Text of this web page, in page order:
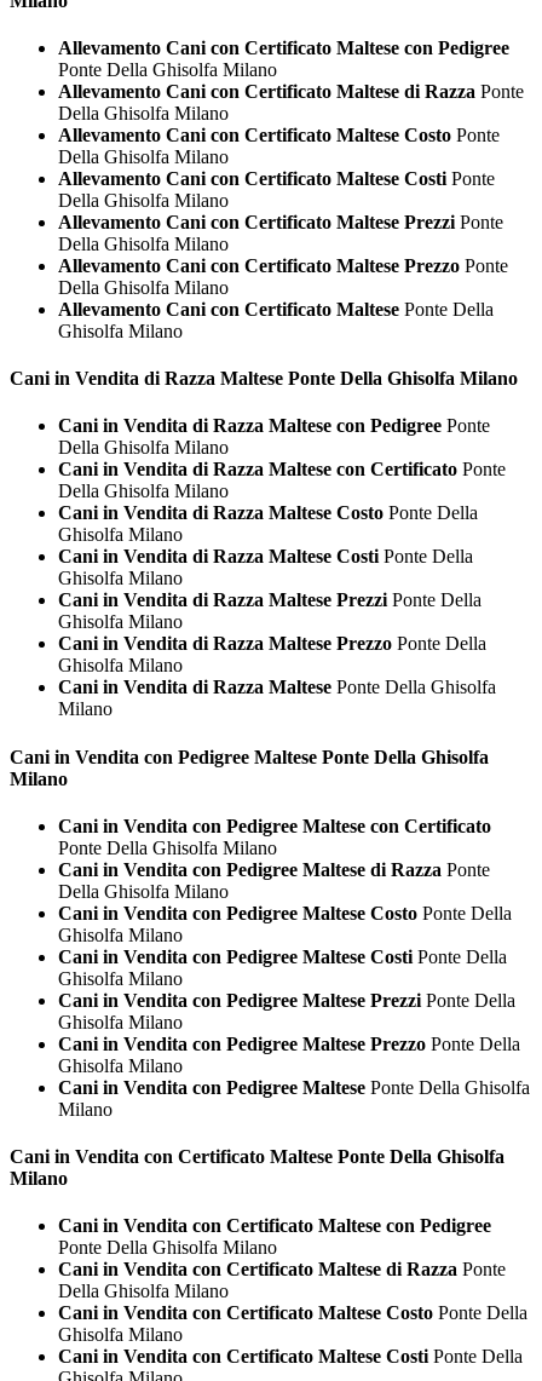
Allevamento Cani con Certificato Maltese con Pedigree
Ponte Della Ghisolfa Milano
Allevamento Cani con Certificato Maltese di Razza Ponte
Della Ghisolfa Milano
Allevamento Cani con Certificato Maltese Costo Ponte
Della Ghisolfa Milano
Allevamento Cani con Certificato Maltese Costi Ponte
Della Ghisolfa Milano
Allevamento Cani con Certificato Maltese Prezzi Ponte
Della Ghisolfa Milano
Allevamento Cani con Certificato Maltese Prezzo Ponte
Della Ghisolfa Milano
Allevamento Cani con Certificato Maltese Ponte Della
Ghisolfa Milano
Cani in Vendita di Razza Maltese Ponte Della Ghisolfa Milano
Cani in Vendita di Razza Maltese con Pedigree Ponte
Della Ghisolfa Milano
Cani in Vendita di Razza Maltese con Certificato Ponte
Della Ghisolfa Milano
Cani in Vendita di Razza Maltese Costo Ponte Della
Ghisolfa Milano
Cani in Vendita di Razza Maltese CostiPonte Della
Ghisolfa Milano
Cani in Vendita di Razza Maltese PrezziPonte Della
Ghisolfa Milano
Cani in Vendita di Razza Maltese Prezzo Ponte Della
Ghisolfa Milano
Cani in Vendita di Razza Maltese Ponte Della Ghisolfa
Milano
Cani in Vendita con Pedigree Maltese Ponte Della Ghisolfa
Milano
Cani in Vendita con Pedigree Maltese con Certificato
Ponte Della Ghisolfa Milano
Cani in Vendita con Pedigree Maltese di Razza Ponte
Della Ghisolfa Milano
Cani in Vendita con Pedigree Maltese Costo Ponte Della
Ghisolfa Milano
Cani in Vendita con Pedigree Maltese Costi Ponte Della
Ghisolfa Milano
Cani in Vendita con Pedigree Maltese Prezzi Ponte Della
Ghisolfa Milano
Cani in Vendita con Pedigree Maltese Prezzo Ponte Della
Ghisolfa Milano
Cani in Vendita con Pedigree Maltese Ponte Della Ghisolfa
Milano
Cani in Vendita con Certificato Maltese Ponte Della Ghisolfa
Milano
Cani in Vendita con Certificato Maltese con Pedigree
Ponte Della Ghisolfa Milano
Cani in Vendita con Certificato Maltese di Razza Ponte
Della Ghisolfa Milano
Cani in Vendita con Certificato Maltese Costo Ponte Della
Ghisolfa Milano
Cani in Vendita con Certificato Maltese CostiPonte Della